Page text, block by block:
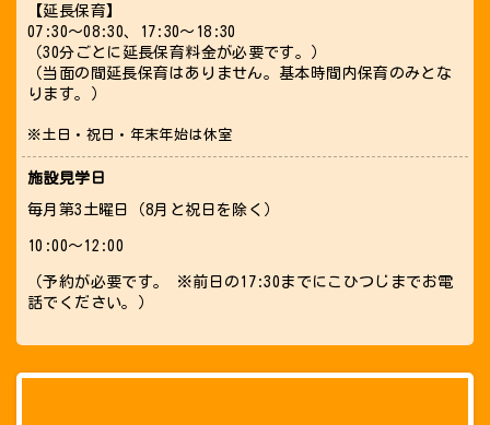
【延長保育】
07:30～08:30、17:30～18:30
（30分ごとに延長保育料金が必要です。）
（当面の間延長保育はありません。基本時間内保育のみとな
ります。）
※土日・祝日・年末年始は休室
施設見学日
毎月第3土曜日（8月と祝日を除く）
10:00～12:00
（予約が必要です。 ※前日の17:30までにこひつじまでお電
話でください。）